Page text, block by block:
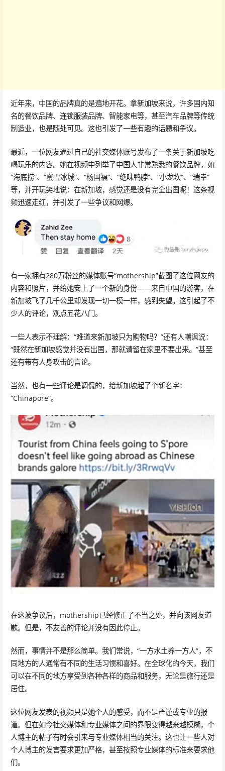
近年来，中国的品牌真的是遍地开花。拿新加坡来说，许多国内知
名的餐饮品牌、连锁服装品牌、智能家电等，甚至汽车品牌等传统
制造业，也是随处可见。这也引发了一些有趣的话题和争议。
最近，一位网友通过自己的社交媒体账号发布了一条关于新加坡吃
喝玩乐的内容。她在视频中列举了中国人非常熟悉的餐饮品牌，如
“海底捞”、“蜜雪冰城”、“杨国福”、“绝味鸭脖”、“小龙坎”、“瑞幸”
等，并开玩笑地说：在新加坡，感觉还是没有完全出国呢！这条视
频迅速走红，并引发了一些争议和网爆。
有一家拥有280万粉丝的媒体账号“mothership”截图了这位网友的
内容和照片，并给她安上了一个新的身份——来自中国的游客，在
新加坡飞了几千公里却发现一切一模一样，感到失望。这引起了不
少人的评论，观点五花八门。
一些人表示不理解：“难道来新加坡只为购物吗？”还有人嘲讽说：
“既然在新加坡感觉并没有出国，那就请留在家里不要出来。”甚至
还有带有人身攻击的言论。
当然，也有一些评论是调侃的，给新加坡起了个新名字：
“Chinapore”。
在这波争议后，mothership已经修正了不当之处，并向该网友道
歉。但是，不友善的评论并没有因此停止。
然而，事情并不是那么简单。我们常说，“一方水土养一方人”，不
同地方的人通常有不同的生活习惯和喜好。在全球化的今天，我们
可以在不同的地方享受到各种各样的商品和服务，无论是旅行还是
居住。
这位网友发表的视频只是她个人的感受，而不是严谨或专业的报
道。但在如今社交媒体和专业媒体之间的界限变得越来越模糊，个
人博主的帖子有时会引来与专业媒体相当的关注。这也让一些人对
个人博主的发言要求更加严格，甚至按照专业媒体的标准来要求他
们。